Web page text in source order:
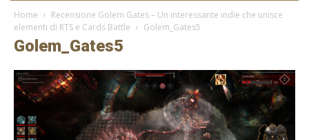
Home
Recensione Golem Gates – Un interessante indie che unisce
elementi di RTS e Cards Battle
Golem_Gates5
Golem_Gates5